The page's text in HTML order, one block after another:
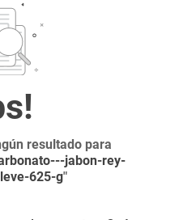
resultado para
jabon-rey-
625-g"